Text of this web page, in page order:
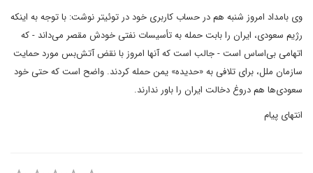
وی بامداد امروز شنبه هم در حساب کاربری خود در توئیتر نوشت: با توجه به اینکه
رژیم سعودی، ایران را بابت حمله به تأسیسات نفتی خودش مقصر می‌داند - که
اتهامی بی‌اساس است - جالب است که آنها امروز با نقض آتش‌بس مورد حمایت
سازمان ملل، برای تلافی به «حدیده» یمن حمله کردند. واضح است که حتی خود
سعودی‌ها هم دروغ دخالت ایران را باور ندارند.
انتهای پیام